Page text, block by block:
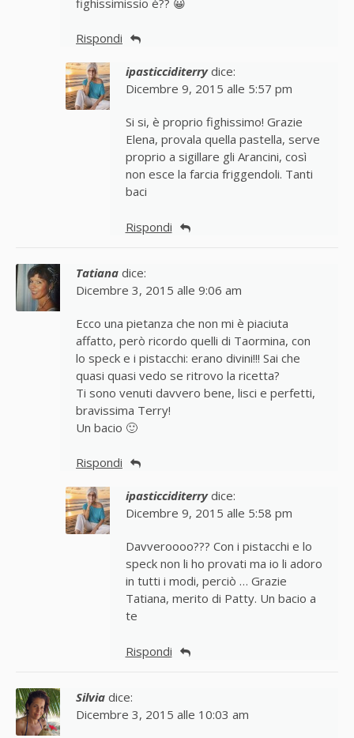
Rispondi
ipasticciditerry dice:
Dicembre 9, 2015 alle 5:57 pm
Si si, è proprio fighissimo! Grazie
Elena, provala quella pastella, serve
proprio a sigillare gli Arancini, così
non esce la farcia friggendoli. Tanti
baci
Rispondi
Tatiana dice:
Dicembre 3, 2015 alle 9:06 am
Ecco una pietanza che non mi è piaciuta
affatto, però ricordo quelli di Taormina, con
lo speck e i pistacchi: erano divini!!! Sai che
quasi quasi vedo se ritrovo la ricetta?
Ti sono venuti davvero bene, lisci e perfetti,
bravissima Terry!
Un bacio 🙂
Rispondi
ipasticciditerry dice:
Dicembre 9, 2015 alle 5:58 pm
Davveroooo??? Con i pistacchi e lo
speck non li ho provati ma io li adoro
in tutti i modi, perciò … Grazie
Tatiana, merito di Patty. Un bacio a
te
Rispondi
Silvia dice:
Dicembre 3, 2015 alle 10:03 am